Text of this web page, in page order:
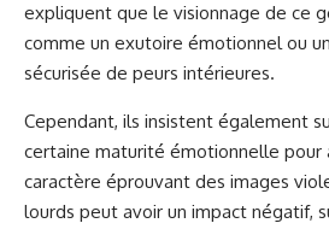
expliquent que le visionnage de ce
comme un exutoire émotionnel ou
sécurisée de peurs intérieures.
Cependant, ils insistent également
certaine maturité émotionnelle pour
caractère éprouvant des images
lourds peut avoir un impact négatif,